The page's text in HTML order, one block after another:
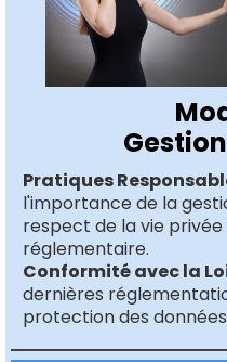
Pratiques
l'importance de la
respect de la vie
réglementaire.
Conformité avec la
dernières
protection des